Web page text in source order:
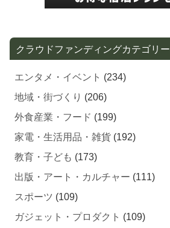
クラウドファンディングカテゴリー
エンタメ・イベント (234)
地域・街づくり (206)
外食産業・フード (199)
家電・生活用品・雑貨 (192)
教育・子ども (173)
出版・アート・カルチャー (111)
スポーツ (109)
ガジェット・プロダクト (109)